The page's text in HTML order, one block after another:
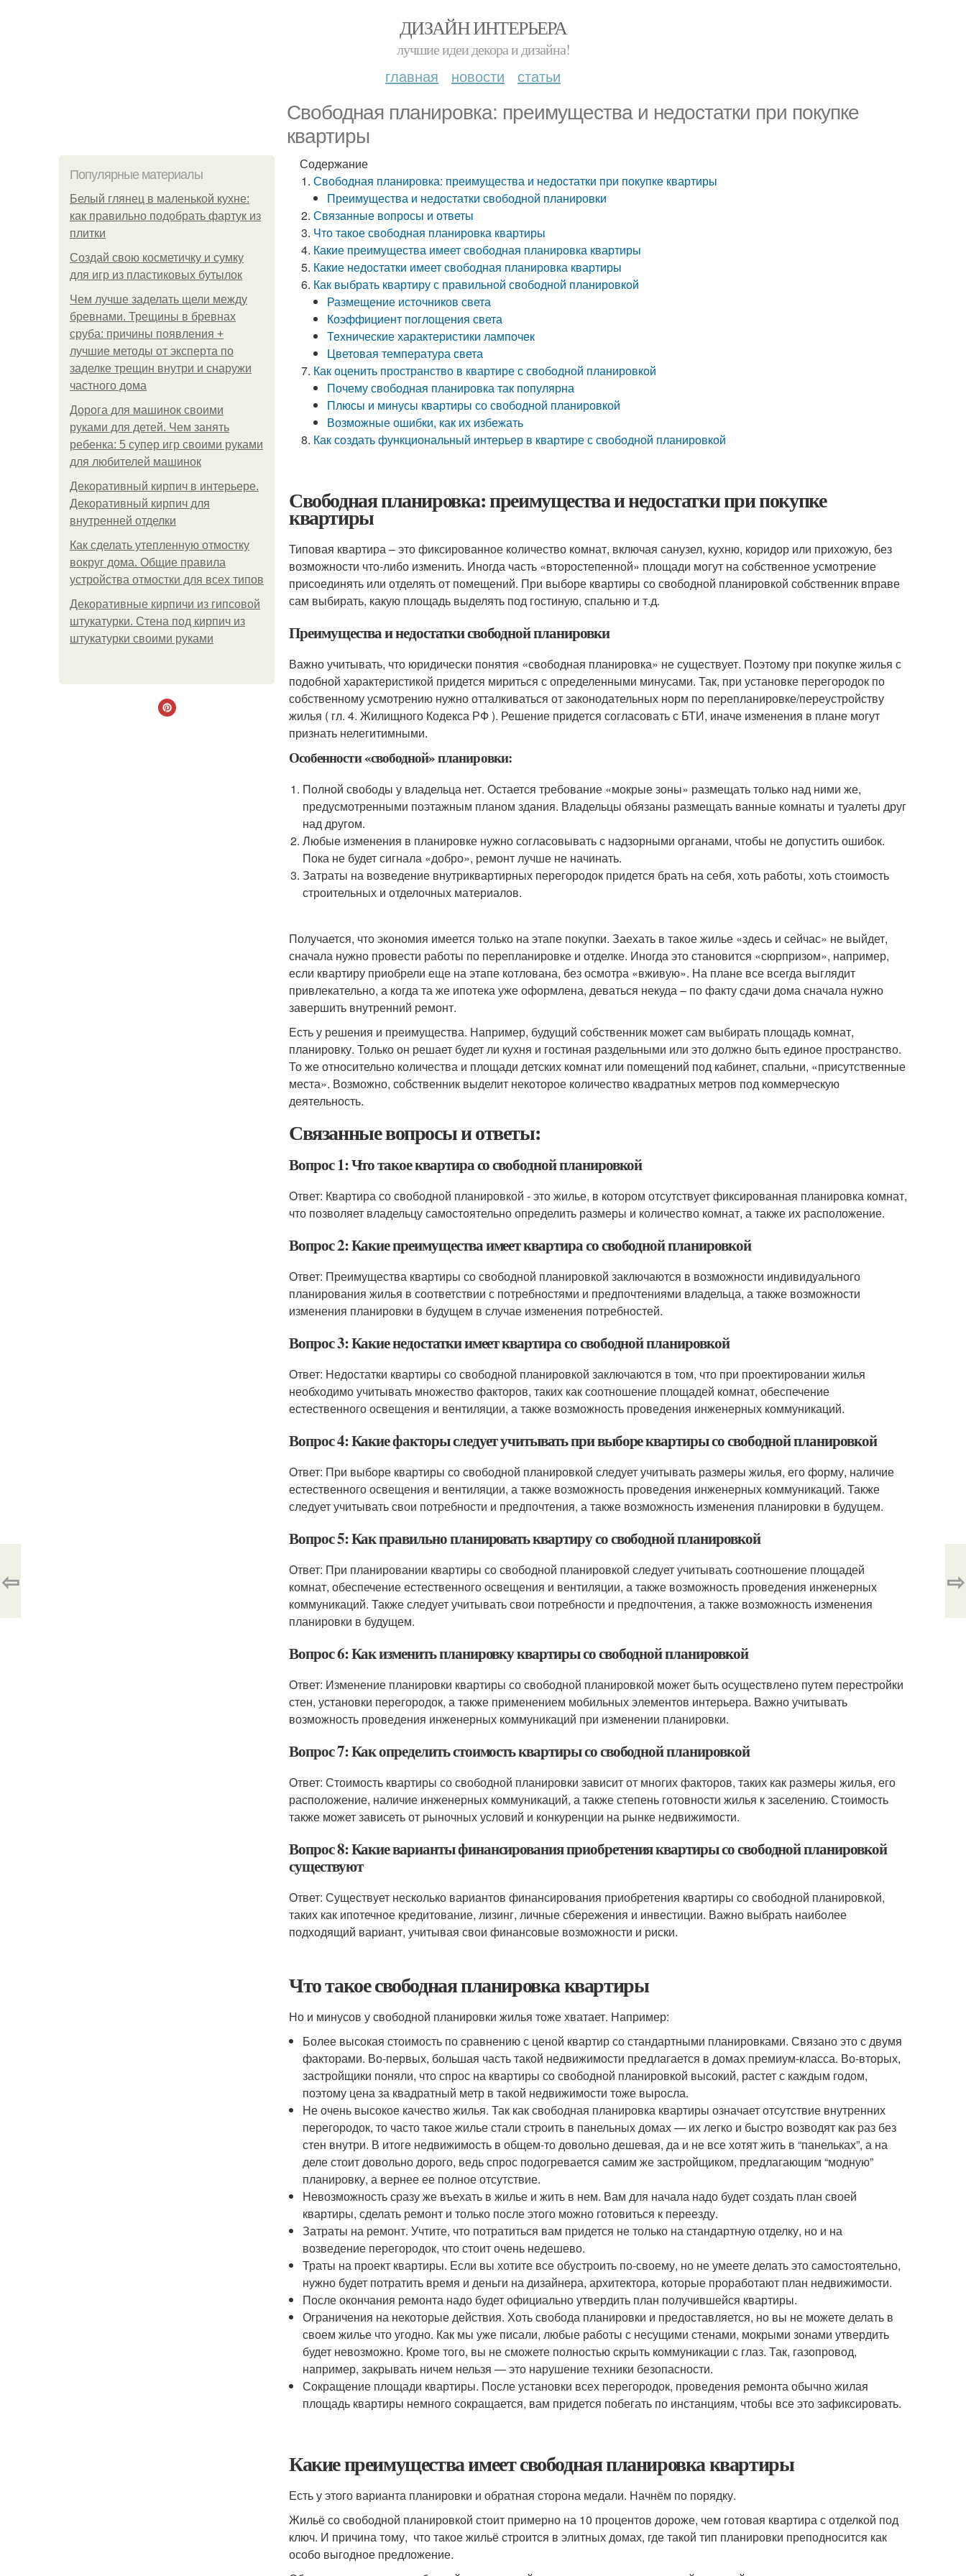
ДИЗАЙН ИНТЕРЬЕРА
лучшие идеи декора и дизайна!
главная новости статьи
Свободная планировка: преимущества и недостатки при покупке
квартиры
Популярные материалы
Белый глянец в маленькой кухне:
как правильно подобрать фартук из
плитки
Создай свою косметичку и сумку
для игр из пластиковых бутылок
Чем лучше заделать щели между
бревнами. Трещины в бревнах
сруба: причины появления +
лучшие методы от эксперта по
заделке трещин внутри и снаружи
частного дома
Дорога для машинок своими
руками для детей. Чем занять
ребенка: 5 супер игр своими руками
для любителей машинок
Декоративный кирпич в интерьере.
Декоративный кирпич для
внутренней отделки
Как сделать утепленную отмостку
вокруг дома. Общие правила
устройства отмостки для всех типов
Декоративные кирпичи из гипсовой
штукатурки. Стена под кирпич из
штукатурки своими руками
Содержание
Свободная планировка: преимущества и недостатки при покупке квартиры
Преимущества и недостатки свободной планировки
Связанные вопросы и ответы
Что такое свободная планировка квартиры
Какие преимущества имеет свободная планировка квартиры
Какие недостатки имеет свободная планировка квартиры
Как выбрать квартиру с правильной свободной планировкой
Размещение источников света
Коэффициент поглощения света
Технические характеристики лампочек
Цветовая температура света
Как оценить пространство в квартире с свободной планировкой
Почему свободная планировка так популярна
Плюсы и минусы квартиры со свободной планировкой
Возможные ошибки, как их избежать
Как создать функциональный интерьер в квартире с свободной планировкой
Свободная планировка: преимущества и недостатки при покупке
квартиры
Типовая квартира – это фиксированное количество комнат, включая санузел, кухню, коридор или прихожую, без
возможности что-либо изменить. Иногда часть «второстепенной» площади могут на собственное усмотрение
присоединять или отделять от помещений. При выборе квартиры со свободной планировкой собственник вправе
сам выбирать, какую площадь выделять под гостиную, спальню и т.д.
Преимущества и недостатки свободной планировки
Важно учитывать, что юридически понятия «свободная планировка» не существует. Поэтому при покупке жилья с
подобной характеристикой придется мириться с определенными минусами. Так, при установке перегородок по
собственному усмотрению нужно отталкиваться от законодательных норм по перепланировке/переустройству
жилья ( гл. 4. Жилищного Кодекса РФ ). Решение придется согласовать с БТИ, иначе изменения в плане могут
признать нелегитимными.
Особенности «свободной» планировки:
Полной свободы у владельца нет. Остается требование «мокрые зоны» размещать только над ними же,
предусмотренными поэтажным планом здания. Владельцы обязаны размещать ванные комнаты и туалеты друг
над другом.
Любые изменения в планировке нужно согласовывать с надзорными органами, чтобы не допустить ошибок.
Пока не будет сигнала «добро», ремонт лучше не начинать.
Затраты на возведение внутриквартирных перегородок придется брать на себя, хоть работы, хоть стоимость
строительных и отделочных материалов.
Получается, что экономия имеется только на этапе покупки. Заехать в такое жилье «здесь и сейчас» не выйдет,
сначала нужно провести работы по перепланировке и отделке. Иногда это становится «сюрпризом», например,
если квартиру приобрели еще на этапе котлована, без осмотра «вживую». На плане все всегда выглядит
привлекательно, а когда та же ипотека уже оформлена, деваться некуда – по факту сдачи дома сначала нужно
завершить внутренний ремонт.
Есть у решения и преимущества. Например, будущий собственник может сам выбирать площадь комнат,
планировку. Только он решает будет ли кухня и гостиная раздельными или это должно быть единое пространство.
То же относительно количества и площади детских комнат или помещений под кабинет, спальни, «присутственные
места». Возможно, собственник выделит некоторое количество квадратных метров под коммерческую
деятельность.
Связанные вопросы и ответы:
Вопрос 1: Что такое квартира со свободной планировкой
Ответ: Квартира со свободной планировкой - это жилье, в котором отсутствует фиксированная планировка комнат,
что позволяет владельцу самостоятельно определить размеры и количество комнат, а также их расположение.
Вопрос 2: Какие преимущества имеет квартира со свободной планировкой
Ответ: Преимущества квартиры со свободной планировкой заключаются в возможности индивидуального
планирования жилья в соответствии с потребностями и предпочтениями владельца, а также возможности
изменения планировки в будущем в случае изменения потребностей.
Вопрос 3: Какие недостатки имеет квартира со свободной планировкой
Ответ: Недостатки квартиры со свободной планировкой заключаются в том, что при проектировании жилья
необходимо учитывать множество факторов, таких как соотношение площадей комнат, обеспечение
естественного освещения и вентиляции, а также возможность проведения инженерных коммуникаций.
Вопрос 4: Какие факторы следует учитывать при выборе квартиры со свободной планировкой
Ответ: При выборе квартиры со свободной планировкой следует учитывать размеры жилья, его форму, наличие
естественного освещения и вентиляции, а также возможность проведения инженерных коммуникаций. Также
следует учитывать свои потребности и предпочтения, а также возможность изменения планировки в будущем.
Вопрос 5: Как правильно планировать квартиру со свободной планировкой
Ответ: При планировании квартиры со свободной планировкой следует учитывать соотношение площадей
комнат, обеспечение естественного освещения и вентиляции, а также возможность проведения инженерных
коммуникаций. Также следует учитывать свои потребности и предпочтения, а также возможность изменения
планировки в будущем.
Вопрос 6: Как изменить планировку квартиры со свободной планировкой
Ответ: Изменение планировки квартиры со свободной планировкой может быть осуществлено путем перестройки
стен, установки перегородок, а также применением мобильных элементов интерьера. Важно учитывать
возможность проведения инженерных коммуникаций при изменении планировки.
Вопрос 7: Как определить стоимость квартиры со свободной планировкой
Ответ: Стоимость квартиры со свободной планировки зависит от многих факторов, таких как размеры жилья, его
расположение, наличие инженерных коммуникаций, а также степень готовности жилья к заселению. Стоимость
также может зависеть от рыночных условий и конкуренции на рынке недвижимости.
Вопрос 8: Какие варианты финансирования приобретения квартиры со свободной планировкой
существуют
Ответ: Существует несколько вариантов финансирования приобретения квартиры со свободной планировкой,
таких как ипотечное кредитование, лизинг, личные сбережения и инвестиции. Важно выбрать наиболее
подходящий вариант, учитывая свои финансовые возможности и риски.
Что такое свободная планировка квартиры
Но и минусов у свободной планировки жилья тоже хватает. Например:
Более высокая стоимость по сравнению с ценой квартир со стандартными планировками. Связано это с двумя
факторами. Во-первых, большая часть такой недвижимости предлагается в домах премиум-класса. Во-вторых,
застройщики поняли, что спрос на квартиры со свободной планировкой высокий, растет с каждым годом,
поэтому цена за квадратный метр в такой недвижимости тоже выросла.
Не очень высокое качество жилья. Так как свободная планировка квартиры означает отсутствие внутренних
перегородок, то часто такое жилье стали строить в панельных домах — их легко и быстро возводят как раз без
стен внутри. В итоге недвижимость в общем-то довольно дешевая, да и не все хотят жить в “панельках”, а на
деле стоит довольно дорого, ведь спрос подогревается самим же застройщиком, предлагающим “модную”
планировку, а вернее ее полное отсутствие.
Невозможность сразу же въехать в жилье и жить в нем. Вам для начала надо будет создать план своей
квартиры, сделать ремонт и только после этого можно готовиться к переезду.
Затраты на ремонт. Учтите, что потратиться вам придется не только на стандартную отделку, но и на
возведение перегородок, что стоит очень недешево.
Траты на проект квартиры. Если вы хотите все обустроить по-своему, но не умеете делать это самостоятельно,
нужно будет потратить время и деньги на дизайнера, архитектора, которые проработают план недвижимости.
После окончания ремонта надо будет официально утвердить план получившейся квартиры.
Ограничения на некоторые действия. Хоть свобода планировки и предоставляется, но вы не можете делать в
своем жилье что угодно. Как мы уже писали, любые работы с несущими стенами, мокрыми зонами утвердить
будет невозможно. Кроме того, вы не сможете полностью скрыть коммуникации с глаз. Так, газопровод,
например, закрывать ничем нельзя — это нарушение техники безопасности.
Сокращение площади квартиры. После установки всех перегородок, проведения ремонта обычно жилая
площадь квартиры немного сокращается, вам придется побегать по инстанциям, чтобы все это зафиксировать.
Какие преимущества имеет свободная планировка квартиры
Есть у этого варианта планировки и обратная сторона медали. Начнём по порядку.
Жильё со свободной планировкой стоит примерно на 10 процентов дороже, чем готовая квартира с отделкой под
ключ. И причина тому, что такое жильё строится в элитных домах, где такой тип планировки преподносится как
особо выгодное предложение.
⇦ ⇨